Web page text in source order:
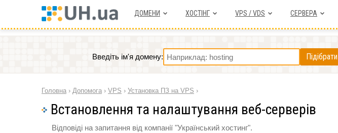
ДОМЕНИ ХОСТIНГ VPS / VDS СЕРВЕРА
Введіть ім'я домену: Підібрати
Головна › Допомога › VPS › Установка ПЗ на VPS ›
Встановлення та налаштування веб-серверів
Відповіді на запитання від компанії "Український хостинг".